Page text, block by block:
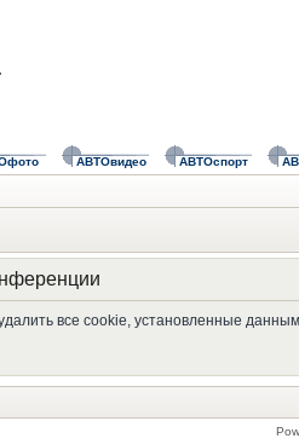
АВТОвидео АВТОспорт
все cookie, установленные